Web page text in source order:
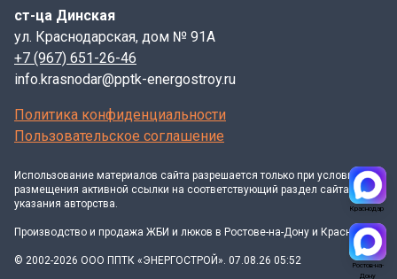
ст-ца Динская
ул. Краснодарская, дом № 91А
+7 (967) 651-26-46
info.krasnodar@pptk-energostroy.ru
Политика конфиденциальности
Пользовательское соглашение
Использование материалов сайта разрешается только при условии
размещения активной ссылки на соответствующий раздел сайта и
указания авторства.
Производство и продажа ЖБИ и люков в Ростове-на-Дону и Краснодаре
© 2002-2026 ООО ППТК «ЭНЕРГОСТРОЙ». 07.08.26 05:52
Краснодар
Ростов-на-
Дону